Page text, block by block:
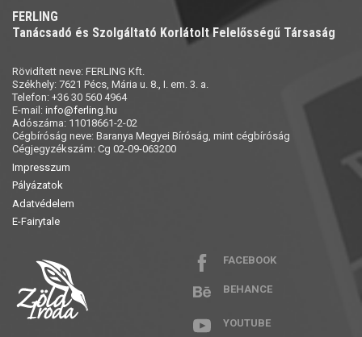
FERLING
Tanácsadó és Szolgáltató Korlátolt Felelősségű Társaság
Rövidített neve: FERLING Kft.
Székhely: 7621 Pécs, Mária u. 8., I. em. 3. a.
Telefon: +36 30 560 4964
E-mail: info@ferling.hu
Adószáma: 11018661-2-02
Cégbíróság neve: Baranya Megyei Bíróság, mint cégbíróság
Cégjegyzékszám: Cg 02-09-063200
Impresszum
Pályázatok
Adatvédelem
E-Fairytale
FACEBOOK
BEHANCE
YOUTUBE